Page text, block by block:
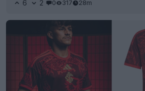
6 2 0 317 28m